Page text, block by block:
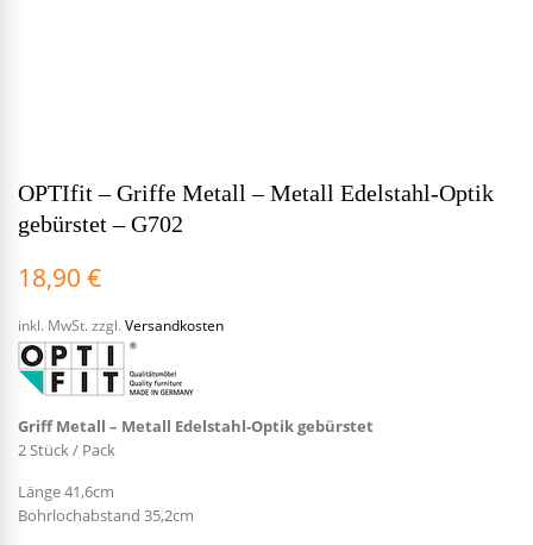
OPTIfit – Griffe Metall – Metall Edelstahl-Optik
gebürstet – G702
18,90 €
inkl. MwSt. zzgl. Versandkosten
Griff Metall – Metall Edelstahl-Optik gebürstet
2 Stück / Pack
Länge 41,6cm
Bohrlochabstand 35,2cm